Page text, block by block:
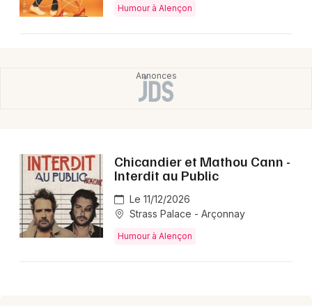
Humour à Alençon
Chicandier et Mathou Cann -
Interdit au Public
Le 11/12/2026
Strass Palace - Arçonnay
Humour à Alençon